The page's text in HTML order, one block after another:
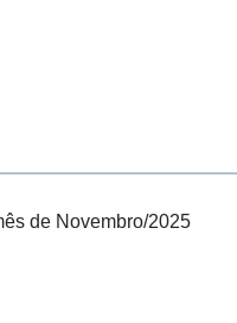
de Novembro/2025